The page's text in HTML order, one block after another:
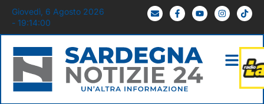
Giovedì, 6 Agosto 2026
- 19:14:01